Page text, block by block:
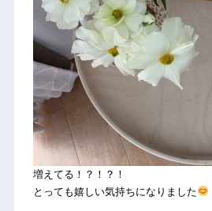
増えてる！？！？！
とっても嬉しい気持ちになりました